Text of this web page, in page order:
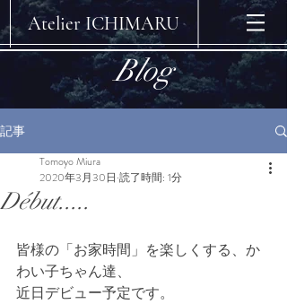
​Atelier ICHIMARU
Blog
記事
Début.....
Tomoyo Miura
2020年3月30日 読了時間: 1分
皆様の「お家時間」を楽しくする、か
わい子ちゃん達、
近日デビュー予定です。